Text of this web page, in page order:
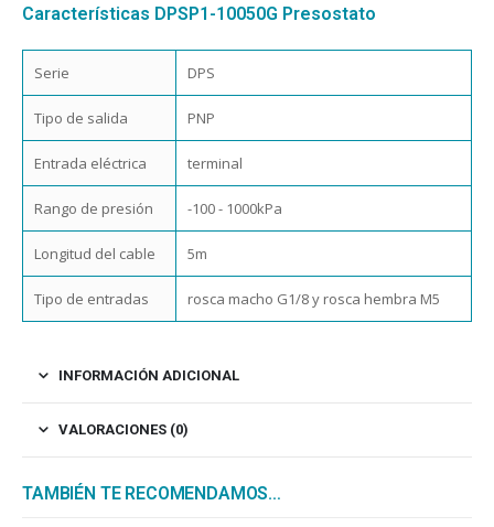
Características DPSP1-10050G Presostato
Serie DPS
Tipo de salida PNP
Entrada eléctrica terminal
Rango de presión -100 - 1000kPa
Longitud del cable 5m
Tipo de entradas rosca macho G1/8 y rosca hembra M5
INFORMACIÓN ADICIONAL
VALORACIONES (0)
TAMBIÉN TE RECOMENDAMOS…